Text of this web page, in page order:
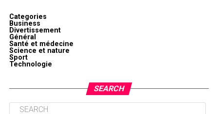
Categories
Business
Divertissement
Général
Santé et médecine
Science et nature
Sport
Technologie
SEARCH